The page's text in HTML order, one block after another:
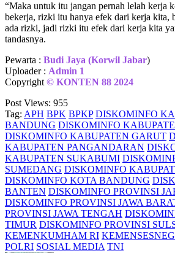
“Maka untuk itu jangan pernah lelah kerja
bekerja, rizki itu hanya efek dari kerja kita,
ada rizki, jadi rizki itu efek dari kerja kita
tandasnya.
Pewarta : Budi Jaya (Korwil Jabar)
Uploader : Admin 1
Copyright © KONTEN 88 2024
Post Views: 955
Tag: APH BPK BPKP DISKOMINFO
BANDUNG DISKOMINFO
DISKOMINFO KABUPATEN GARUT
KABUPATEN PANGANDARAN
KABUPATEN SUKABUMI
SUMEDANG DISKOMINFO
DISKOMINFO KOTA BANDUNG
BANTEN DISKOMINFO PROVINSI
DISKOMINFO PROVINSI JAWA
PROVINSI JAWA TENGAH
TIMUR DISKOMINFO PROVINSI
KEMENKUMHAM RI
POLRI SOSIAL MEDIA TNI